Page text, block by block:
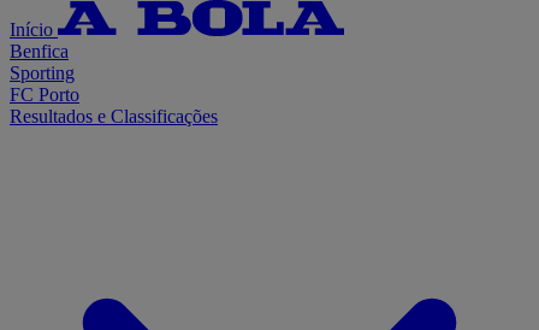
Início
Benfica
Sporting
FC Porto
Resultados e Classificações